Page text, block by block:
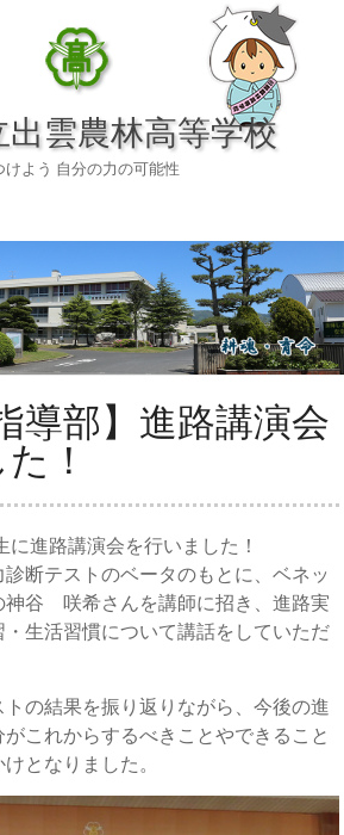
出雲農林高等学校
けよう 自分の力の可能性
導部】進路講演会
！
進路講演会を行いました！
断テストのベータのもとに、ベネッ
神谷 咲希さんを講師に招き、進路実
生活習慣について講話をしていただ
の結果を振り返りながら、今後の進
これからするべきことやできること
となりました。